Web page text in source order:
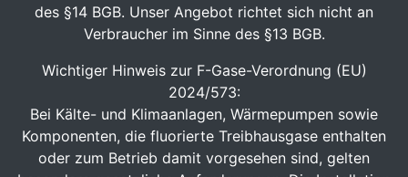
des §14 BGB. Unser Angebot richtet sich nicht an
Verbraucher im Sinne des §13 BGB.
Wichtiger Hinweis zur F-Gase-Verordnung (EU)
2024/573:
Bei Kälte- und Klimaanlagen, Wärmepumpen sowie
Komponenten, die fluorierte Treibhausgase enthalten
oder zum Betrieb damit vorgesehen sind, gelten